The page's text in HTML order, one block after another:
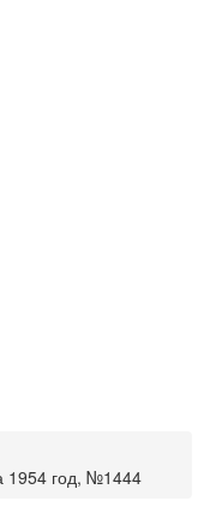
1954 год, №1444